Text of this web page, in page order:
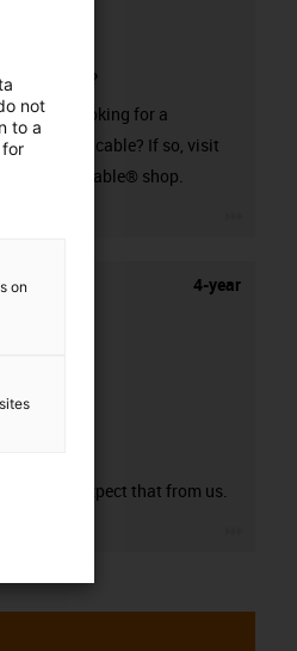
connector?
Are you looking for a
harnessed cable? If so, visit
our readycable® shop.
4-year
You can expect that from us.
not
to a
on